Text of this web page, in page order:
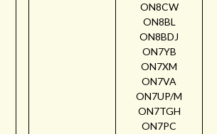
ON8CW
ON8BL
ON8BDJ
ON7YB
ON7XM
ON7VA
ON7UP/M
ON7TGH
ON7PC